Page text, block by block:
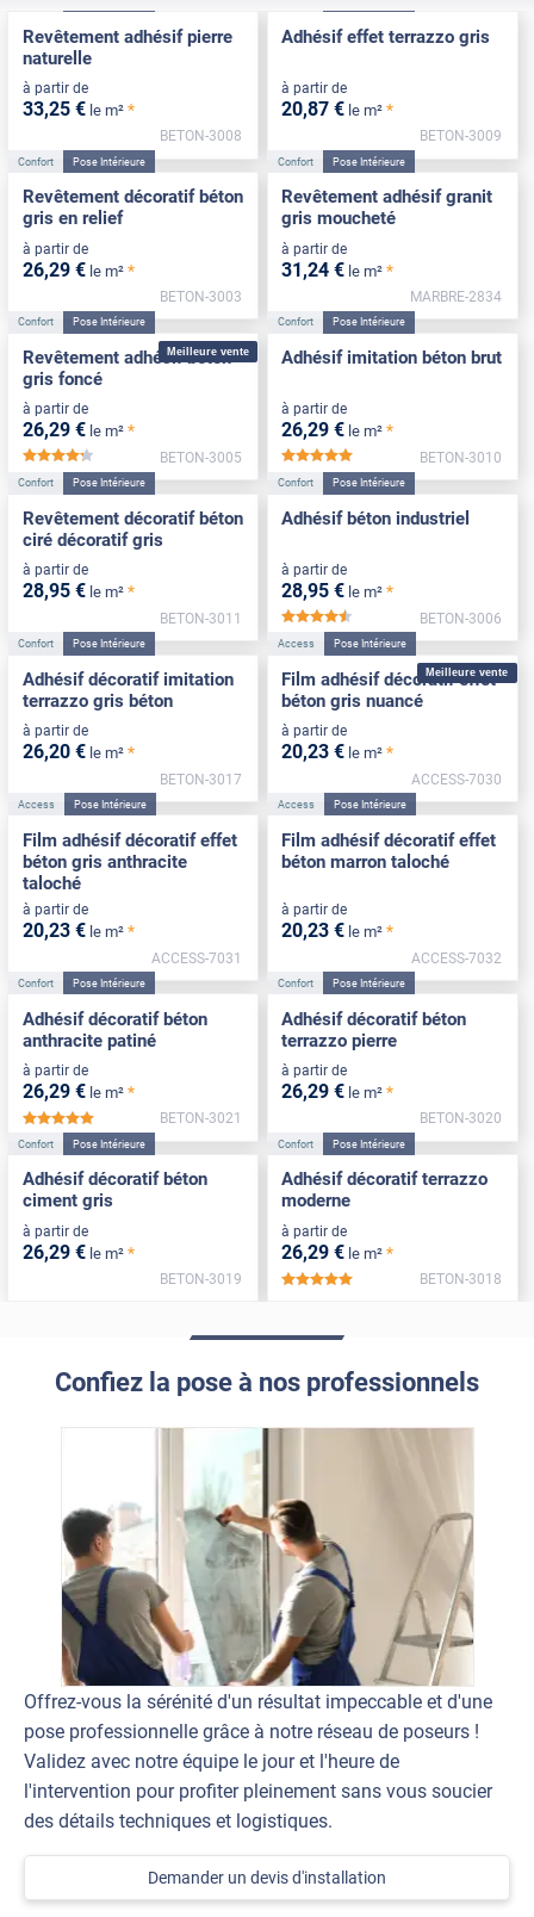
Revêtement adhésif pierre
naturelle
à partir de
33,25 € le m² *
BETON-3008
Adhésif effet terrazzo gris
à partir de
20,87 € le m² *
BETON-3009
Confort Pose Intérieure
Revêtement décoratif béton
gris en relief
à partir de
26,29 € le m² *
BETON-3003
Confort Pose Intérieure
Revêtement adhésif granit
gris moucheté
à partir de
31,24 € le m² *
MARBRE-2834
Meilleure vente
Confort Pose Intérieure
Revêtement adhésif béton
gris foncé
à partir de
26,29 € le m² *
*****
BETON-3005
Confort Pose Intérieure
Adhésif imitation béton brut
à partir de
26,29 € le m² *
BETON-3010
Confort Pose Intérieure
Revêtement décoratif béton
ciré décoratif gris
à partir de
28,95 € le m² *
BETON-3011
Confort Pose Intérieure
Adhésif béton industriel
à partir de
28,95 € le m² *
*****
BETON-3006
Confort Pose Intérieure
Adhésif décoratif imitation
terrazzo gris béton
à partir de
26,20 € le m² *
BETON-3017
Meilleure vente
Access Pose Intérieure
Film adhésif décoratif effet
béton gris nuancé
à partir de
20,23 € le m² *
ACCESS-7030
Access Pose Intérieure
Film adhésif décoratif effet
béton gris anthracite
taloché
à partir de
20,23 € le m² *
ACCESS-7031
Access Pose Intérieure
Film adhésif décoratif effet
béton marron taloché
à partir de
20,23 € le m² *
ACCESS-7032
Confort Pose Intérieure
Adhésif décoratif béton
anthracite patiné
à partir de
26,29 € le m² *
*****
BETON-3021
Confort Pose Intérieure
Adhésif décoratif béton
terrazzo pierre
à partir de
26,29 € le m² *
BETON-3020
Confort Pose Intérieure
Adhésif décoratif béton
ciment gris
à partir de
26,29 € le m² *
BETON-3019
Confort Pose Intérieure
Adhésif décoratif terrazzo
moderne
à partir de
26,29 € le m² *
BETON-3018
Confiez la pose à nos professionnels
Offrez-vous la sérénité d'un résultat impeccable et d'une
pose professionnelle grâce à notre réseau de poseurs !
Validez avec notre équipe le jour et l'heure de
l'intervention pour profiter pleinement sans vous soucier
des détails techniques et logistiques.
Demander un devis d'installation